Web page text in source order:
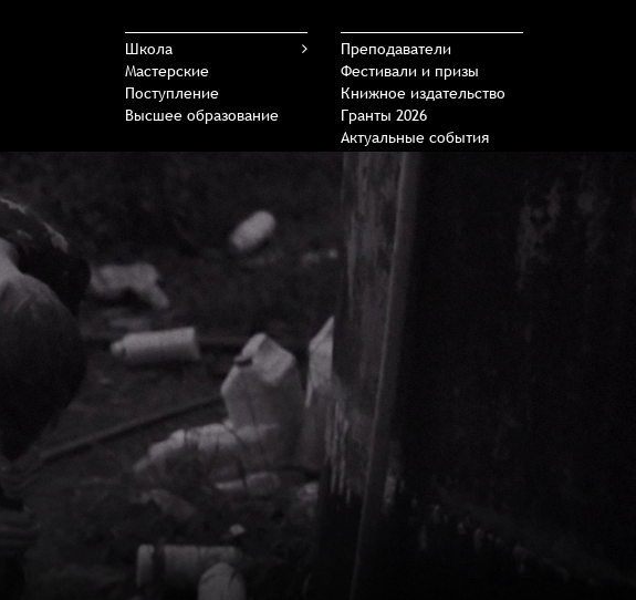
Школа
Мастерские
Поступление
Высшее образование
Преподаватели
Фестивали и призы
Книжное издательство
Гранты 2026
Актуальные события